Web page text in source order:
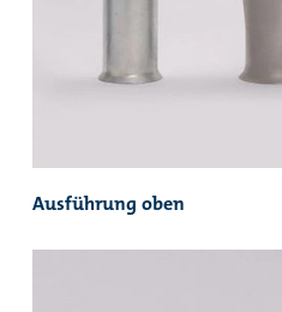
Ausführung oben